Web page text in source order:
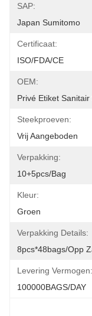
SAP:
Japan Sumitomo
Certificaat:
ISO/FDA/CE
OEM:
Privé Etiket
Steekproeven:
Vrij Aangeboden
Verpakking:
10+5pcs/bag
Kleur:
Groen
Verpakking Details:
8pcs*48bags/opp
Levering Vermogen:
100000BAGS/DAY